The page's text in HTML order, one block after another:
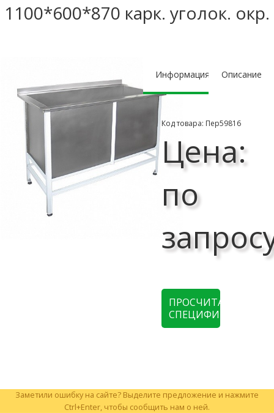
1100*600*870 карк. уголок. окр.
Информация Описание
Код товара: Пер59816
Цена:
по
ПРОСЧИТАТЬ
СПЕЦИФИКАЦИЮ
Заметили ошибку на сайте? Выделите предложение и нажмите
Ctrl+Enter, чтобы сообщить нам о ней.